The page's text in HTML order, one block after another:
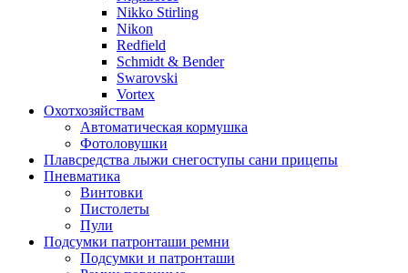
Nikko Stirling
Nikon
Redfield
Schmidt & Bender
Swarovski
Vortex
Охотхозяйствам
Автоматическая кормушка
Фотоловушки
Плавсредства лыжи снегоступы сани прицепы
Пневматика
Винтовки
Пистолеты
Пули
Подсумки патронташи ремни
Подсумки и патронташи